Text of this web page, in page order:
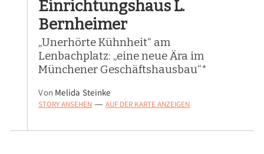
Einrichtungshaus L.
Bernheimer
„Unerhörte Kühnheit“ am
Lenbachplatz: „eine neue Ära im
Münchener Geschäftshausbau“*
Von Melida Steinke
STORY ANSEHEN — AUF DER KARTE ANZEIGEN